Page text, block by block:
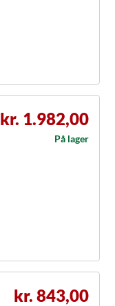
kr. 1.982,00
På lager
kr. 843,00